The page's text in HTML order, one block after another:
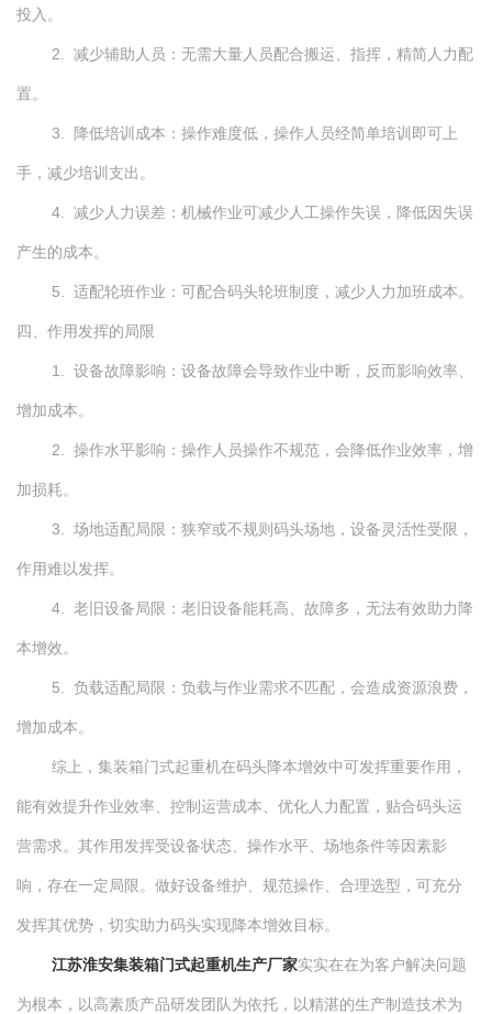
投入。
2. 减少辅助人员：无需大量人员配合搬运、指挥，精简人力配
置。
3. 降低培训成本：操作难度低，操作人员经简单培训即可上
手，减少培训支出。
4. 减少人力误差：机械作业可减少人工操作失误，降低因失误
产生的成本。
5. 适配轮班作业：可配合码头轮班制度，减少人力加班成本。
四、作用发挥的局限
1. 设备故障影响：设备故障会导致作业中断，反而影响效率、
增加成本。
2. 操作水平影响：操作人员操作不规范，会降低作业效率，增
加损耗。
3. 场地适配局限：狭窄或不规则码头场地，设备灵活性受限，
作用难以发挥。
4. 老旧设备局限：老旧设备能耗高、故障多，无法有效助力降
本增效。
5. 负载适配局限：负载与作业需求不匹配，会造成资源浪费，
增加成本。
综上，集装箱门式起重机在码头降本增效中可发挥重要作用，
能有效提升作业效率、控制运营成本、优化人力配置，贴合码头运
营需求。其作用发挥受设备状态、操作水平、场地条件等因素影
响，存在一定局限。做好设备维护、规范操作、合理选型，可充分
发挥其优势，切实助力码头实现降本增效目标。
江苏淮安集装箱门式起重机生产厂家实实在在为客户解决问题
为根本，以高素质产品研发团队为依托，以精湛的生产制造技术为